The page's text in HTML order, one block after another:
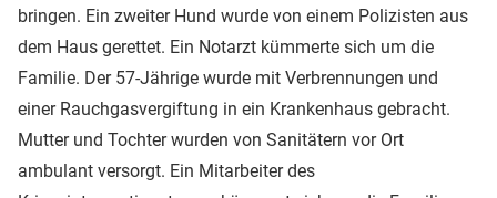
bringen. Ein zweiter Hund wurde von einem Polizisten aus
dem Haus gerettet. Ein Notarzt kümmerte sich um die
Familie. Der 57-Jährige wurde mit Verbrennungen und
einer Rauchgasvergiftung in ein Krankenhaus gebracht.
Mutter und Tochter wurden von Sanitätern vor Ort
ambulant versorgt. Ein Mitarbeiter des